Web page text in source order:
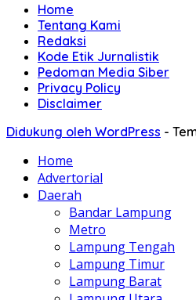
Home
Tentang Kami
Redaksi
Kode Etik Jurnalistik
Pedoman Media Siber
Privacy Policy
Disclaimer
Didukung oleh WordPress -
Home
Advertorial
Daerah
Bandar Lampung
Metro
Lampung Tengah
Lampung Timur
Lampung Barat